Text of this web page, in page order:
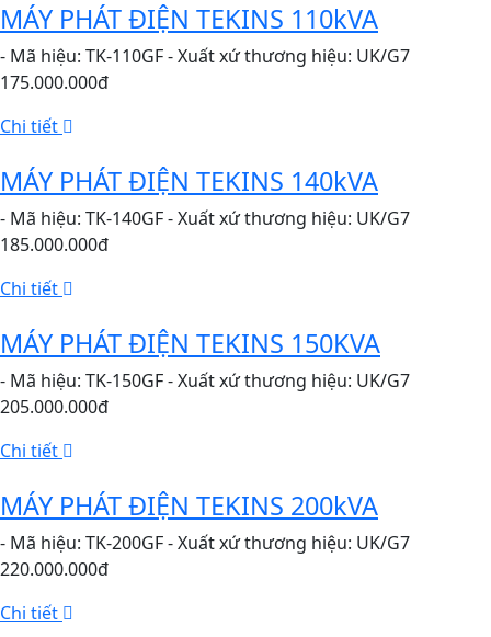
MÁY PHÁT ĐIỆN TEKINS 110kVA
- Mã hiệu: TK-110GF - Xuất xứ thương hiệu: UK/G7
175.000.000đ
Chi tiết
MÁY PHÁT ĐIỆN TEKINS 140kVA
- Mã hiệu: TK-140GF - Xuất xứ thương hiệu: UK/G7
185.000.000đ
Chi tiết
MÁY PHÁT ĐIỆN TEKINS 150KVA
- Mã hiệu: TK-150GF - Xuất xứ thương hiệu: UK/G7
205.000.000đ
Chi tiết
MÁY PHÁT ĐIỆN TEKINS 200kVA
- Mã hiệu: TK-200GF - Xuất xứ thương hiệu: UK/G7
220.000.000đ
Chi tiết